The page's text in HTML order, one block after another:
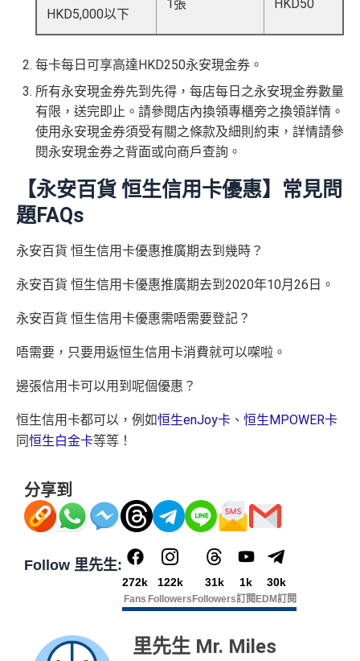
HKD5,000以下
1張 HKD50
每卡每日可享高達HKD250永安現金券。
所有永安現金券先到先得，每店每日之永安現金券數量
有限，送完即止。請參閱店內換領專櫃旁之換領詳情。
使用永安現金券須受有關之條款及細則約束，詳情請參
閱永安現金券之背面或向商戶查詢。
【永安百貨 恒生信用卡優惠】常見問
題FAQs
永安百貨 恒生信用卡優惠推廣期去到幾時？
永安百貨 恒生信用卡優惠推廣期去到2020年10月26日。
永安百貨 恒生信用卡優惠需唔需要登記？
唔需要，只要用返恒生信用卡消費就可以㗎啦。
邊張信用卡可以用到呢個優惠？
恒生信用卡都可以，例如恒生enJoy卡 、 恒生MPOWER卡
同恒生白金卡等等！
分享到
Follow 里先生:
272k
Fans
122k
Followers
31k
Followers
1k
訂閱
30k
EDM訂閱
里先生 Mr. Miles